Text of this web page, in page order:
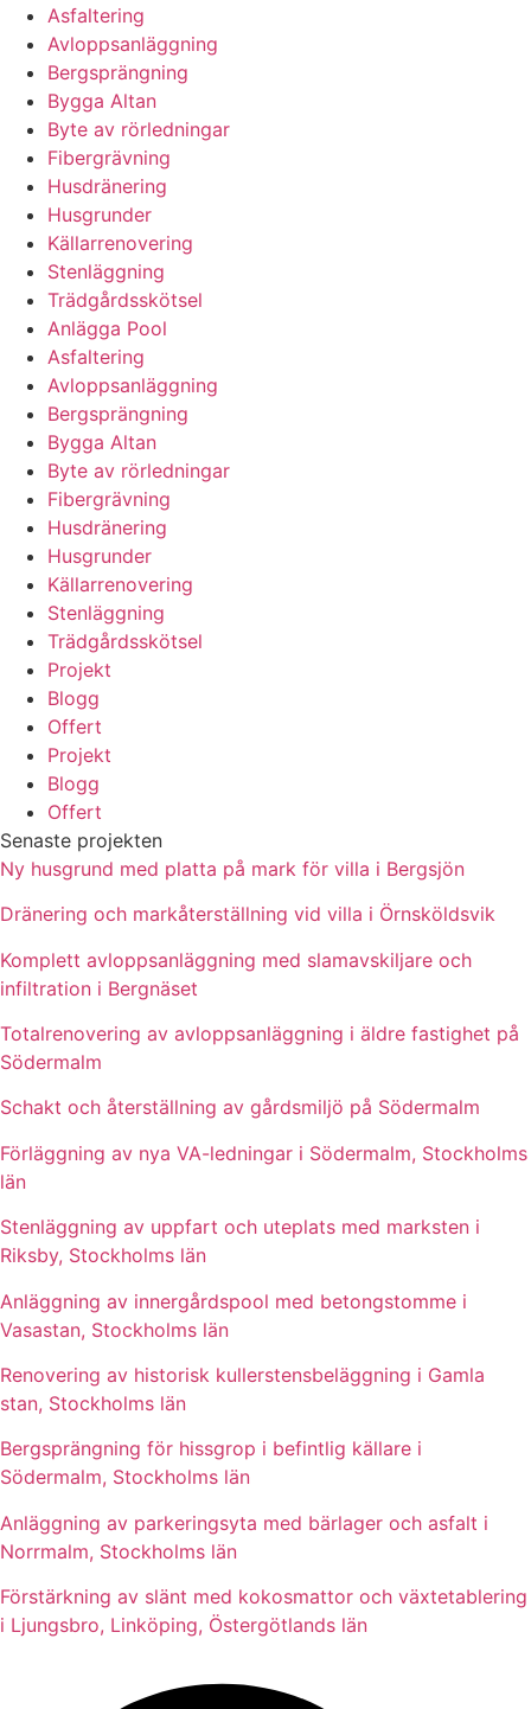
Asfaltering
Avloppsanläggning
Bergsprängning
Bygga Altan
Byte av rörledningar
Fibergrävning
Husdränering
Husgrunder
Källarrenovering
Stenläggning
Trädgårdsskötsel
Anlägga Pool
Asfaltering
Avloppsanläggning
Bergsprängning
Bygga Altan
Byte av rörledningar
Fibergrävning
Husdränering
Husgrunder
Källarrenovering
Stenläggning
Trädgårdsskötsel
Projekt
Blogg
Offert
Projekt
Blogg
Offert
Senaste projekten
Ny husgrund med platta på mark för villa i Bergsjön
Dränering och markåterställning vid villa i Örnsköldsvik
Komplett avloppsanläggning med slamavskiljare och
infiltration i Bergnäset
Totalrenovering av avloppsanläggning i äldre fastighet på
Södermalm
Schakt och återställning av gårdsmiljö på Södermalm
Förläggning av nya VA-ledningar i Södermalm, Stockholms
län
Stenläggning av uppfart och uteplats med marksten i
Riksby, Stockholms län
Anläggning av innergårdspool med betongstomme i
Vasastan, Stockholms län
Renovering av historisk kullerstensbeläggning i Gamla
stan, Stockholms län
Bergsprängning för hissgrop i befintlig källare i
Södermalm, Stockholms län
Anläggning av parkeringsyta med bärlager och asfalt i
Norrmalm, Stockholms län
Förstärkning av slänt med kokosmattor och växtetablering
i Ljungsbro, Linköping, Östergötlands län